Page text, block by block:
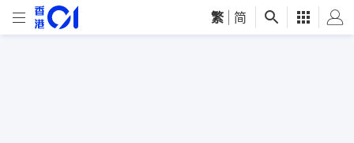
繁 简